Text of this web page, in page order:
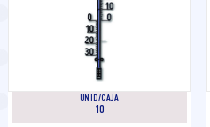
UNID/CAJA
10